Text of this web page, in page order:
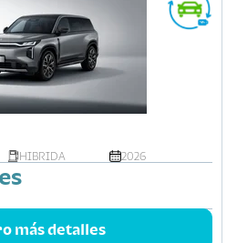
HIBRIDA 2026
más detalles